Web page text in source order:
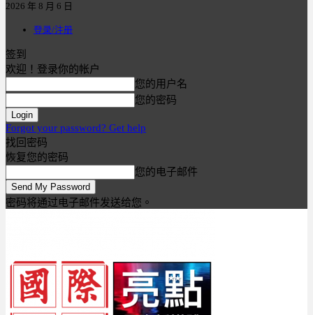
2026 年 8 月 6 日
登录/注册
签到
欢迎！登录你的帐户
您的用户名
您的密码
Forgot your password? Get help
找回密码
恢复您的密码
您的电子邮件
密码将通过电子邮件发送给您。